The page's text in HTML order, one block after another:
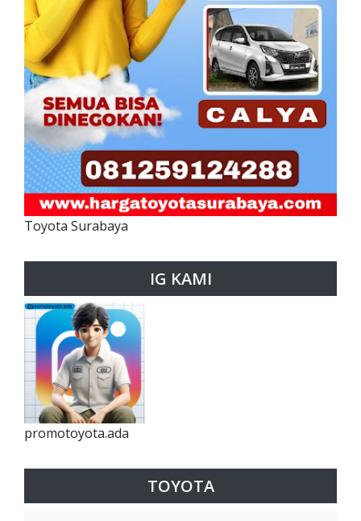
Toyota Surabaya
IG KAMI
promotoyota.ada
TOYOTA